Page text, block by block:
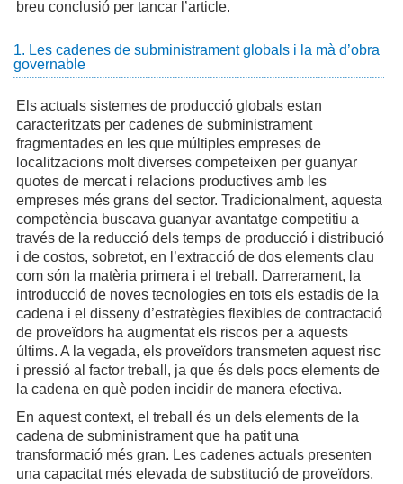
breu conclusió per tancar l’article.
1. Les cadenes de subministrament globals i la mà d’obra
governable
Els actuals sistemes de producció globals estan
caracteritzats per cadenes de subministrament
fragmentades en les que múltiples empreses de
localitzacions molt diverses competeixen per guanyar
quotes de mercat i relacions productives amb les
empreses més grans del sector. Tradicionalment, aquesta
competència buscava guanyar avantatge competitiu a
través de la reducció dels temps de producció i distribució
i de costos, sobretot, en l’extracció de dos elements clau
com són la matèria primera i el treball. Darrerament, la
introducció de noves tecnologies en tots els estadis de la
cadena i el disseny d’estratègies flexibles de contractació
de proveïdors ha augmentat els riscos per a aquests
últims. A la vegada, els proveïdors transmeten aquest risc
i pressió al factor treball, ja que és dels pocs elements de
la cadena en què poden incidir de manera efectiva.
En aquest context, el treball és un dels elements de la
cadena de subministrament que ha patit una
transformació més gran. Les cadenes actuals presenten
una capacitat més elevada de substitució de proveïdors,